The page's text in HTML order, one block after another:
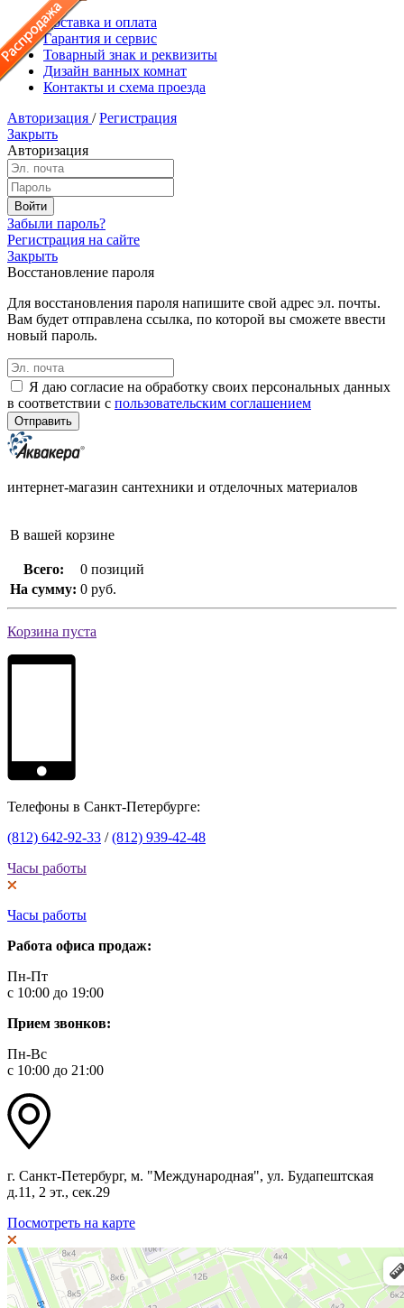
Доставка и оплата
Гарантия и сервис
Товарный знак и реквизиты
Дизайн ванных комнат
Контакты и схема проезда
Авторизация / Регистрация
Закрыть
Авторизация
Забыли пароль?
Регистрация на сайте
Закрыть
Восстановление пароля
Для восстановления пароля напишите свой адрес эл. почты.
Вам будет отправлена ссылка, по которой вы сможете ввести
новый пароль.
Я даю согласие на обработку своих персональных данных
в соответствии с пользовательским соглашением
интернет-магазин сантехники и отделочных материалов
В вашей корзине
Всего:
0 позиций
На сумму: 0 руб.
Корзина пуста
Телефоны в Санкт-Петербурге:
(812) 642-92-33 /(812) 939-42-48
Часы работы
Часы работы
Работа офиса продаж:
Пн-Пт
с 10:00 до 19:00
Прием звонков:
Пн-Вс
с 10:00 до 21:00
г. Санкт-Петербург, м. "Международная", ул. Будапештская
д.11, 2 эт., сек.29
Посмотреть на карте